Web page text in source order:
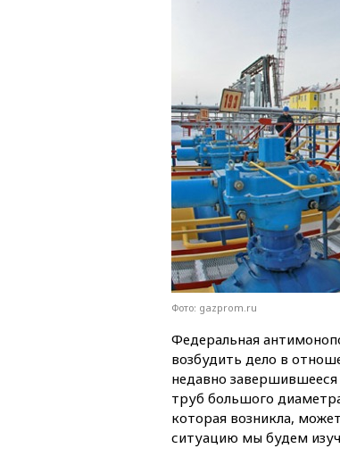
Фото: gazprom.ru
Федеральная
возбудить дело в
недавно
труб большого
которая возникла,
ситуацию мы будем